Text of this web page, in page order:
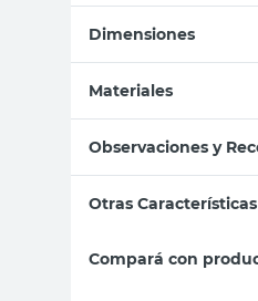
Dimensiones
Materiales
Observaciones y
Otras Características
Compará con